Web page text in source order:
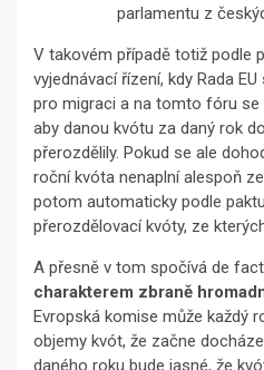
parlamentu z
V takovém případě totiž podle
vyjednávací řízení, kdy Rada
pro migraci a na tomto fóru se
aby danou kvótu za daný rok
přerozdělily. Pokud se ale
roční kvóta nenaplní alespoň
potom automaticky podle
přerozdělovací kvóty, ze
A přesně v tom spočívá de
charakterem zbraně
Evropská komise může každý
objemy kvót, že začne
daného roku bude jasné, že